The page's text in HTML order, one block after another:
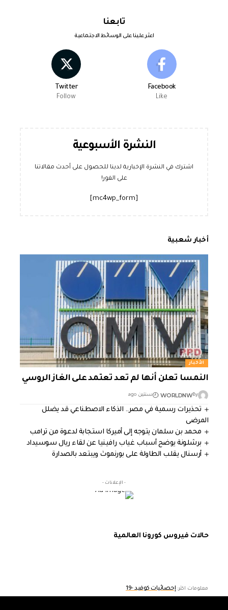
تابعنا
اعثر علينا على الوسائط الاجتماعية
Facebook
Like
Twitter
Follow
النشرة الأسبوعية
اشترك في النشرة الإخبارية لدينا للحصول على أحدث مقالاتنا
على الفور!
[mc4wp_form]
أخبار شعبية
الأخبار
النمسا تعلن أنها لم تعد تعتمد على الغاز الروسي
By
WORLDNW سنتين ago
تحذيرات رسمية في مصر.. الذكاء الاصطناعي قد يضلل
المرضى
محمد بن سلمان يتوجه إلى أميركا استجابة لدعوة من ترامب
برشلونة يوضح أسباب غياب رافينيا عن لقاء ريال سوسيداد
أرسنال يقلب الطاولة على بورنموث ويبتعد بالصدارة
- الإعلانات -
حالات فيروس كورونا العالمية
معلومات اكثر: إحصائيات كوفيد -19